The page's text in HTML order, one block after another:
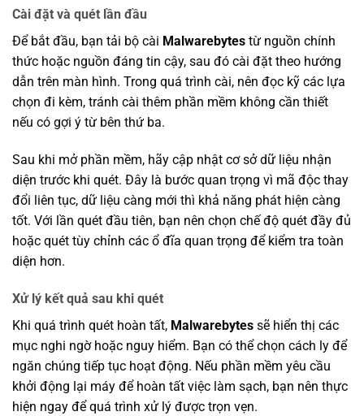
Cài đặt và quét lần đầu
Để bắt đầu, bạn tải bộ cài Malwarebytes từ nguồn chính
thức hoặc nguồn đáng tin cậy, sau đó cài đặt theo hướng
dẫn trên màn hình. Trong quá trình cài, nên đọc kỹ các lựa
chọn đi kèm, tránh cài thêm phần mềm không cần thiết
nếu có gợi ý từ bên thứ ba.
Sau khi mở phần mềm, hãy cập nhật cơ sở dữ liệu nhận
diện trước khi quét. Đây là bước quan trọng vì mã độc thay
đổi liên tục, dữ liệu càng mới thì khả năng phát hiện càng
tốt. Với lần quét đầu tiên, bạn nên chọn chế độ quét đầy đủ
hoặc quét tùy chỉnh các ổ đĩa quan trọng để kiểm tra toàn
diện hơn.
Xử lý kết quả sau khi quét
Khi quá trình quét hoàn tất, Malwarebytes sẽ hiển thị các
mục nghi ngờ hoặc nguy hiểm. Bạn có thể chọn cách ly để
ngăn chúng tiếp tục hoạt động. Nếu phần mềm yêu cầu
khởi động lại máy để hoàn tất việc làm sạch, bạn nên thực
hiện ngay để quá trình xử lý được trọn vẹn.